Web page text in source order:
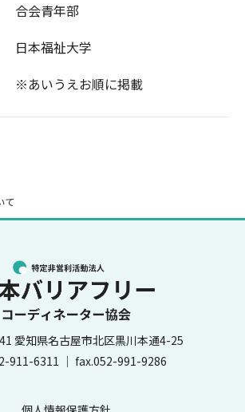
合会青年部
日本福祉大学
※あいうえお順に掲載
て
愛知県名古屋市北区黒川本通4-25
911-6311 ｜ fax.052-991-9286